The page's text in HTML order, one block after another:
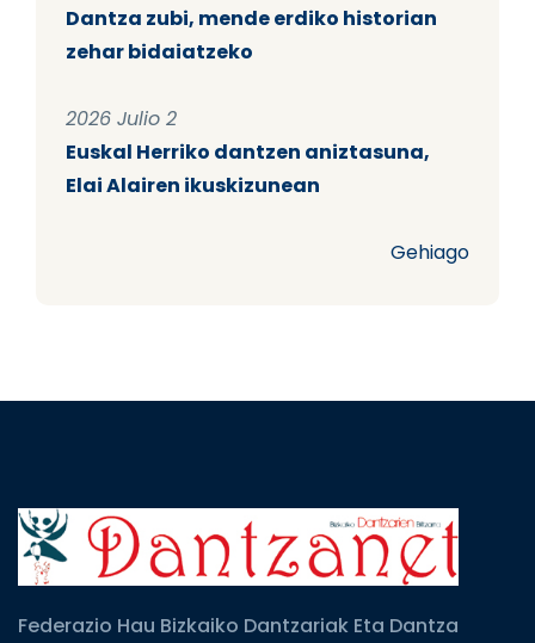
Dantza zubi, mende erdiko historian
zehar bidaiatzeko
2026 Julio 2
Euskal Herriko dantzen aniztasuna,
Elai Alairen ikuskizunean
Gehiago
Federazio Hau Bizkaiko Dantzariak Eta Dantza